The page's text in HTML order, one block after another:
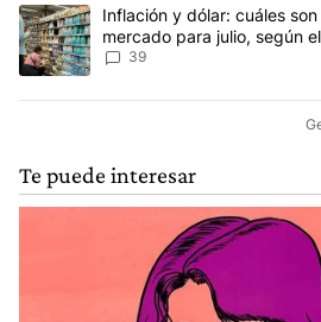
Un artículo de tendencia con el título
Inflación y dólar: cuáles
mercado para julio, según
39